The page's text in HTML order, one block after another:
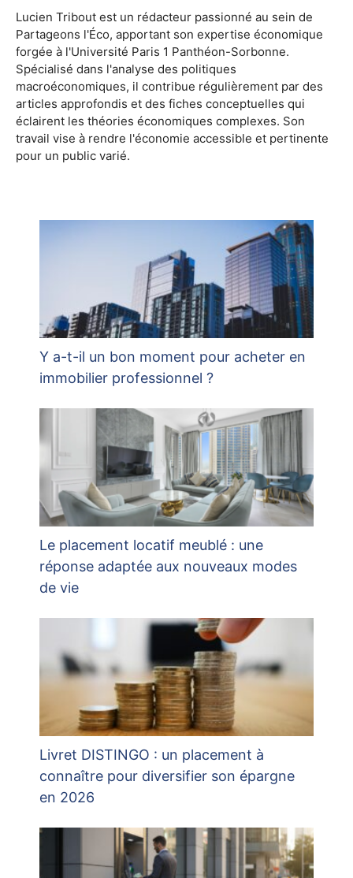
Lucien Tribout est un rédacteur passionné au sein de
Partageons l'Éco, apportant son expertise économique
forgée à l'Université Paris 1 Panthéon-Sorbonne.
Spécialisé dans l'analyse des politiques
macroéconomiques, il contribue régulièrement par des
articles approfondis et des fiches conceptuelles qui
éclairent les théories économiques complexes. Son
travail vise à rendre l'économie accessible et pertinente
pour un public varié.
Y a-t-il un bon moment pour acheter en
immobilier professionnel ?
Le placement locatif meublé : une
réponse adaptée aux nouveaux modes
de vie
Livret DISTINGO : un placement à
connaître pour diversifier son épargne
en 2026